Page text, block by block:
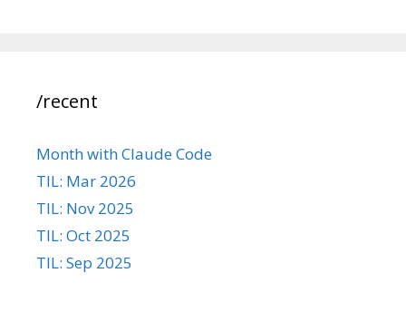
/recent
Month with Claude Code
TIL: Mar 2026
TIL: Nov 2025
TIL: Oct 2025
TIL: Sep 2025